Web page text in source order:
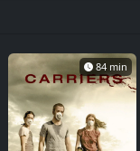
84 min